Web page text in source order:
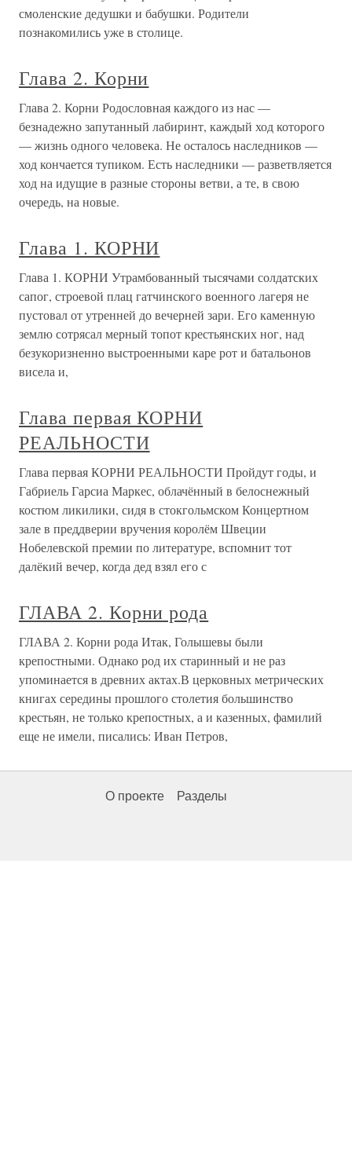
смоленские дедушки и бабушки. Родители
познакомились уже в столице.
Глава 2. Корни
Глава 2. Корни Родословная каждого из нас —
безнадежно запутанный лабиринт, каждый ход которого
— жизнь одного человека. Не осталось наследников —
ход кончается тупиком. Есть наследники — разветвляется
ход на идущие в разные стороны ветви, а те, в свою
очередь, на новые.
Глава 1. КОРНИ
Глава 1. КОРНИ Утрамбованный тысячами солдатских
сапог, строевой плац гатчинского военного лагеря не
пустовал от утренней до вечерней зари. Его каменную
землю сотрясал мерный топот крестьянских ног, над
безукоризненно выстроенными каре рот и батальонов
висела и,
Глава первая КОРНИ
РЕАЛЬНОСТИ
Глава первая КОРНИ РЕАЛЬНОСТИ Пройдут годы, и
Габриель Гарсиа Маркес, облачённый в белоснежный
костюм ликилики, сидя в стокгольмском Концертном
зале в преддверии вручения королём Швеции
Нобелевской премии по литературе, вспомнит тот
далёкий вечер, когда дед взял его с
ГЛАВА 2. Корни рода
ГЛАВА 2. Корни рода Итак, Голышевы были
крепостными. Однако род их старинный и не раз
упоминается в древних актах.В церковных метрических
книгах середины прошлого столетия большинство
крестьян, не только крепостных, а и казенных, фамилий
еще не имели, писались: Иван Петров,
О проекте Разделы